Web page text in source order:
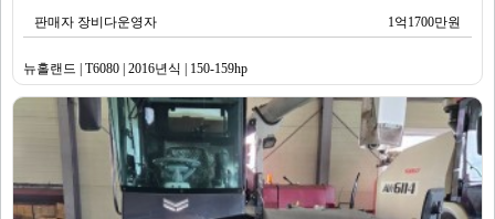
판매자 장비다운영자 1억1700만원
뉴홀랜드 | T6080 | 2016년식 | 150-159hp